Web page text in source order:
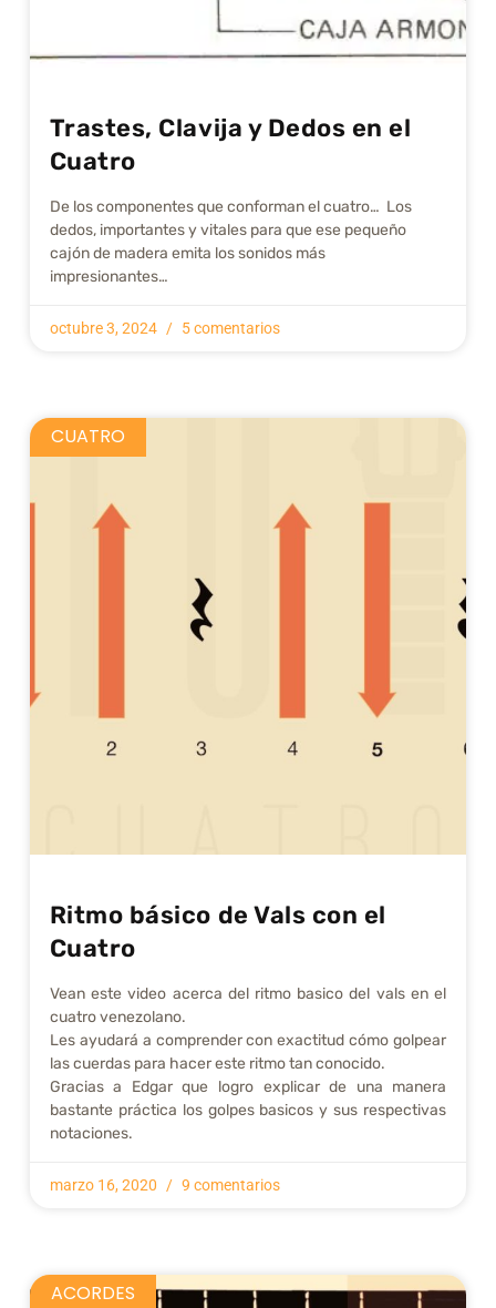
Trastes, Clavija y Dedos en el
Cuatro
De los componentes que conforman el cuatro… Los
dedos, importantes y vitales para que ese pequeño
cajón de madera emita los sonidos más
impresionantes…
octubre 3, 2024 5 comentarios
CUATRO
Ritmo básico de Vals con el
Cuatro
Vean este video acerca del ritmo basico del vals en el
cuatro venezolano.
Les ayudará a comprender con exactitud cómo golpear
las cuerdas para hacer este ritmo tan conocido.
Gracias a Edgar que logro explicar de una manera
bastante práctica los golpes basicos y sus respectivas
notaciones.
marzo 16, 2020 9 comentarios
ACORDES